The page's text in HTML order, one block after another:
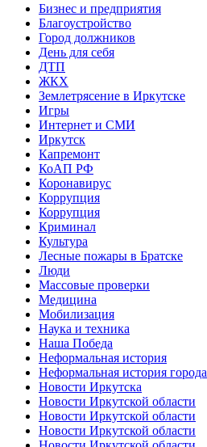
Бизнес и предприятия
Благоустройство
Город должников
День для себя
ДТП
ЖКХ
Землетрясение в Иркутске
Игры
Интернет и СМИ
Иркутск
Капремонт
КоАП РФ
Коронавирус
Коррупция
Коррупция
Криминал
Культура
Лесные пожары в Братске
Люди
Массовые проверки
Медицина
Мобилизация
Наука и техника
Наша Победа
Неформальная история
Неформальная история города
Новости Иркутска
Новости Иркутской области
Новости Иркутской области
Новости Иркутской области